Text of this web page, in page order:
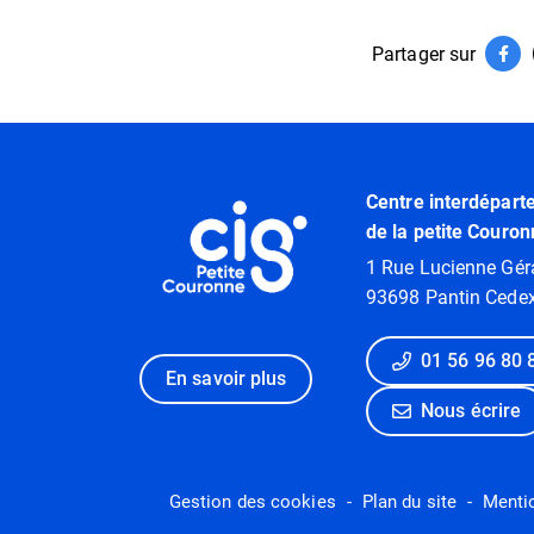
Partager sur
Informations utiles
En savoir plus
Centre
de la petite
1 Rue Lucienne
93698 Pantin
01 56 96 80
Nous écrire
Gestion des cookies Plan du site